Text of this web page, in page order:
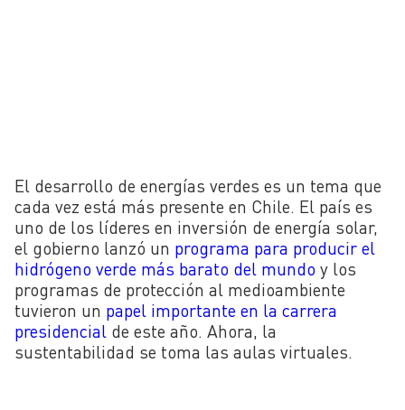
El desarrollo de energías verdes es un tema que
cada vez está más presente en Chile. El país es
uno de los líderes en inversión de energía solar,
el gobierno lanzó un programa para producir el
hidrógeno verde más barato del mundo y los
programas de protección al medioambiente
tuvieron un papel importante en la carrera
presidencial de este año. Ahora, la
sustentabilidad se toma las aulas virtuales.